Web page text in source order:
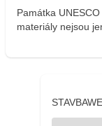
Památka
materiály nejsou